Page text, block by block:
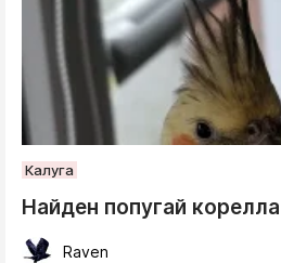
Калуга
Найден попугай корелла
Raven